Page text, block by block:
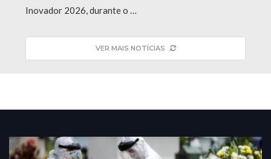
Inovador 2026, durante o …
VER MAIS NOTÍCIAS